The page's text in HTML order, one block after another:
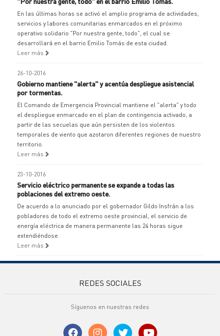
En las últimas horas se activó el amplio programa de actividades,
servicios y labores comunitarias enmarcados en el próximo
operativo solidario "Por nuestra gente, todo", el cual se
desarrollará en el barrio Emilio Tomás de esta ciudad.
Leer más
26-10-2016
Gobierno mantiene "alerta" y acentúa despliegue asistencial
por tormentas.
El Comando de Emergencia Provincial mantiene el "alerta" y todo
el despliegue enmarcado en el plan de contingencia activado, a
partir de las secuelas que aún persisten de los violentos
temporales de viento que azotaron diferentes regiones de nuestro
territorio.
Leer más
23-10-2016
Servicio eléctrico permanente se expande a todas las
poblaciones del extremo oeste.
De acuerdo a lo anunciado por el gobernador Gildo Insfrán a los
pobladores de todo el extremo oeste provincial, el servicio de
energía eléctrica de manera permanente las 24 horas sigue
extendiéndose.
Leer más
REDES SOCIALES
Síguenos en nuestras redes